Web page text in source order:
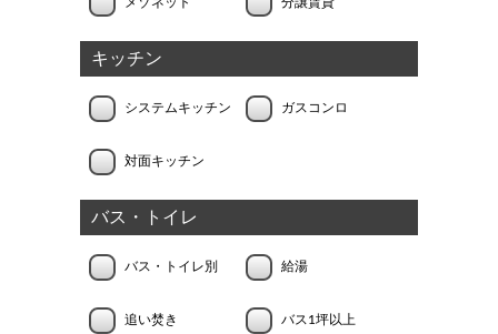
キッチン
システムキッチン ガスコンロ
対面キッチン
バス・トイレ
バス・トイレ別 給湯
追い焚き バス1坪以上